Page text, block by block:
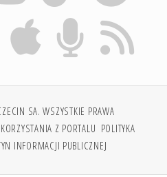
SA. WSZYSTKIE PRAWA
Z PORTALU POLITYKA
INFORMACJI PUBLICZNEJ